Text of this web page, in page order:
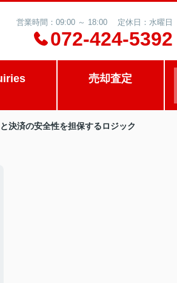
営業時間：09:00 ～ 18:00 定休日：水曜日
072-424-5392
売却査定
決済の安全性を担保するロジック